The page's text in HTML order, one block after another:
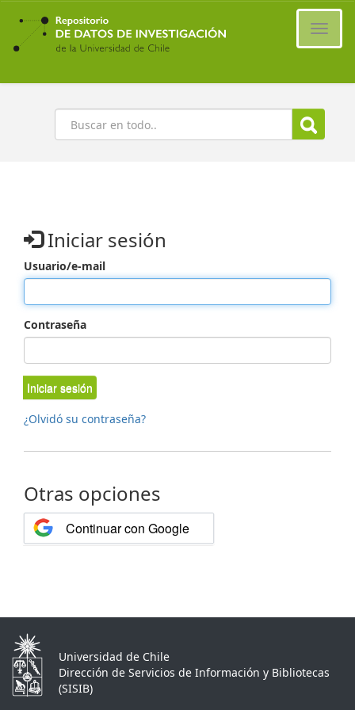
Ir
contenido
principal
Buscar
Iniciar sesión
Usuario/e-mail
Contraseña
Iniciar sesión
¿Olvidó su contraseña?
Otras opciones
Continuar con Google
Universidad de Chile
Dirección de Servicios de Información y Bibliotecas
(SISIB)